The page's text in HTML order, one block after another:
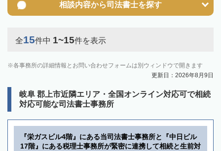
相談内容から司法書士を探す
全15件中 1~15件を表示
各事務所の詳細情報とお問い合わせフォームは別ウィンドウで開きます
更新日：2026年8月9日
岐阜 郡上市近隣エリア・全国オンライン対応可で相続
対応可能な司法書士事務所
『栄ガスビル4階』にある当司法書士事務所と『中日ビル
17階』にある税理士事務所が緊密に連携して相続と生前対